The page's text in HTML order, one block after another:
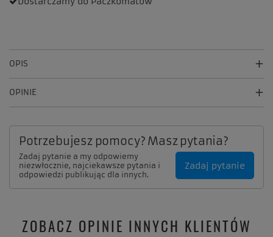
OPIS
OPINIE
Potrzebujesz pomocy? Masz pytania?
Zadaj pytanie a my odpowiemy
niezwłocznie, najciekawsze pytania i
odpowiedzi publikując dla innych.
Zadaj pytanie
ZOBACZ OPINIE INNYCH KLIENTÓW